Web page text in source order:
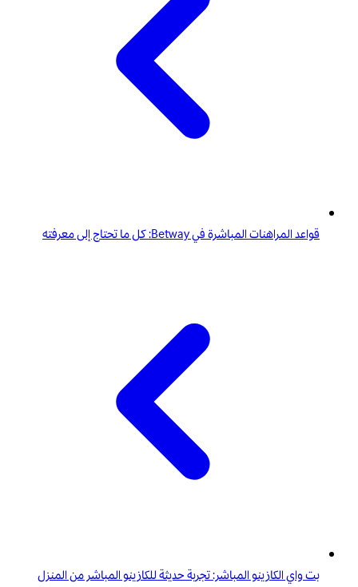
قواعد المراهنات المباشرة في Betway: كل ما تحتاج إلى معرفته
بت واي الكازينو المباشر: تجربة حديثة للكازينو المباشر من المنزل